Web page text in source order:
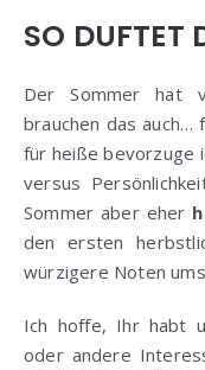
SO DUFTET
Der Sommer hat
brauchen das auch…
für heiße bevorzuge
versus
Sommer aber eher
den ersten
würzigere Noten
Ich hoffe, Ihr habt
oder andere